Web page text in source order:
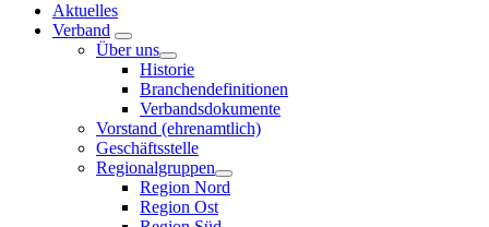
Aktuelles
Verband
Über uns
Historie
Branchendefinitionen
Verbandsdokumente
Vorstand (ehrenamtlich)
Geschäftsstelle
Regionalgruppen
Region Nord
Region Ost